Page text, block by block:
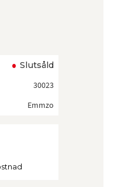
Slutsåld
30023
Emmzo